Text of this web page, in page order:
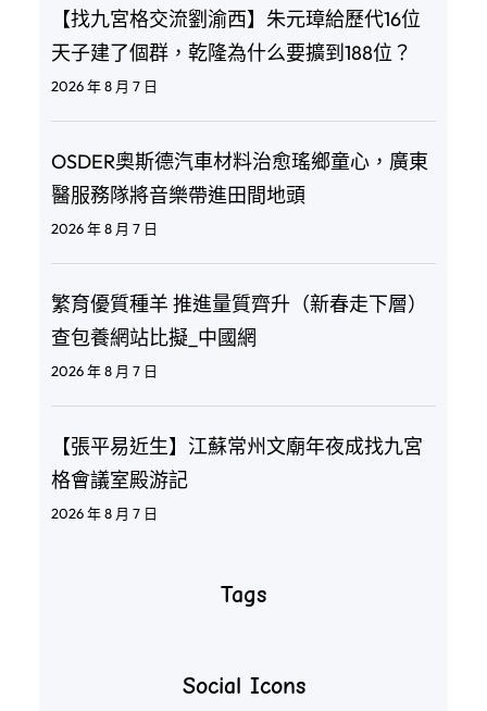
【找九宮格交流劉渝西】朱元璋給歷代16位
天子建了個群，乾隆為什么要擴到188位？
2026 年 8 月 7 日
OSDER奧斯德汽車材料治愈瑤鄉童心，廣東
醫服務隊將音樂帶進田間地頭
2026 年 8 月 7 日
繁育優質種羊 推進量質齊升（新春走下層）
查包養網站比擬_中國網
2026 年 8 月 7 日
【張平易近生】江蘇常州文廟年夜成找九宮
格會議室殿游記
2026 年 8 月 7 日
Tags
Social Icons